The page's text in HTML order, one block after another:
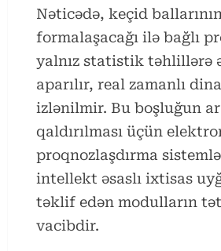
Nəticədə, keçid
formalaşacağı ilə bağlı
yalnız statistik təhlillərə
aparılır, real zamanlı
izlənilmir. Bu boşluğun
qaldırılması üçün
proqnozlaşdırma
intellekt əsaslı ixtisas
təklif edən modulların
vacibdir.